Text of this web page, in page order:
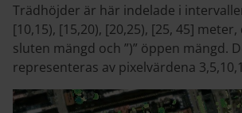
Trädhöjder är här indelade i
[10,15), [15,20), [20,25), [25, 45] meter,
sluten mängd och ”)” öppen mängd.
representeras av pixelvärdena